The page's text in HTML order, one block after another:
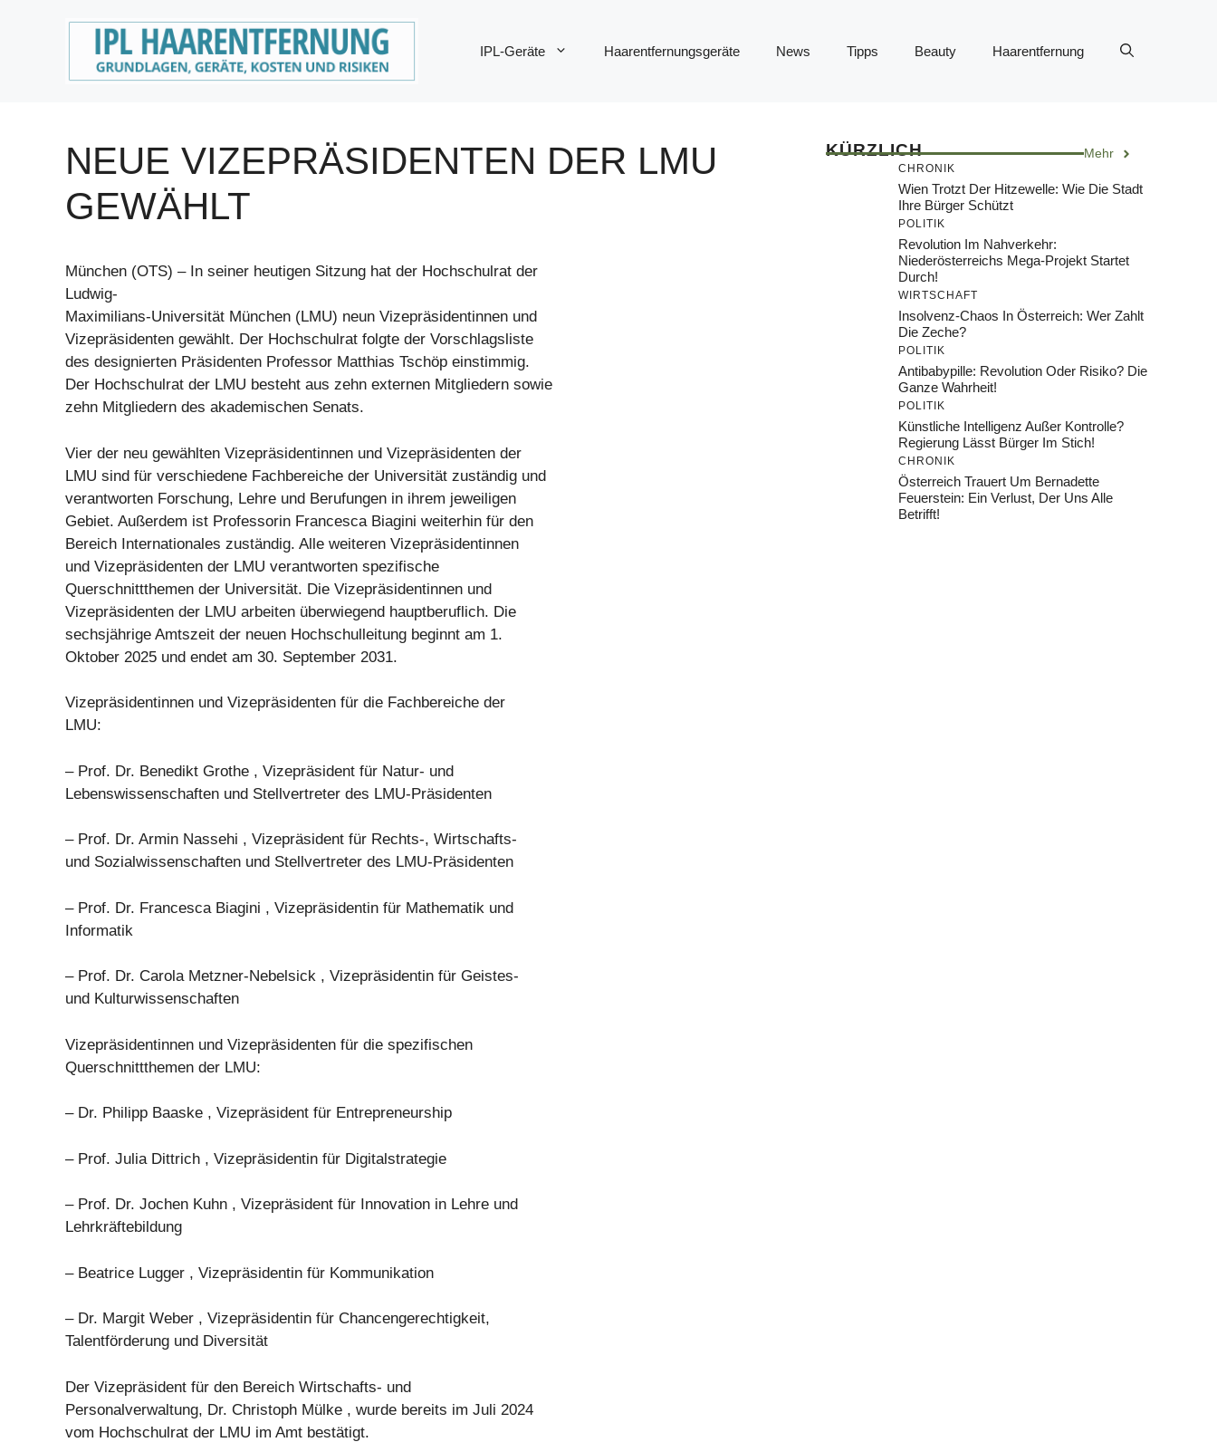
IPL-Geräte Haarentfernungsgeräte News Tipps Beauty Haarentfernung
NEUE VIZEPRÄSIDENTEN DER LMU
GEWÄHLT
München (OTS) – In seiner heutigen Sitzung hat der Hochschulrat der
Ludwig-
Maximilians-Universität München (LMU) neun Vizepräsidentinnen und
Vizepräsidenten gewählt. Der Hochschulrat folgte der Vorschlagsliste
des designierten Präsidenten Professor Matthias Tschöp einstimmig.
Der Hochschulrat der LMU besteht aus zehn externen Mitgliedern sowie
zehn Mitgliedern des akademischen Senats.
Vier der neu gewählten Vizepräsidentinnen und Vizepräsidenten der
LMU sind für verschiedene Fachbereiche der Universität zuständig und
verantworten Forschung, Lehre und Berufungen in ihrem jeweiligen
Gebiet. Außerdem ist Professorin Francesca Biagini weiterhin für den
Bereich Internationales zuständig. Alle weiteren Vizepräsidentinnen
und Vizepräsidenten der LMU verantworten spezifische
Querschnittthemen der Universität. Die Vizepräsidentinnen und
Vizepräsidenten der LMU arbeiten überwiegend hauptberuflich. Die
sechsjährige Amtszeit der neuen Hochschulleitung beginnt am 1.
Oktober 2025 und endet am 30. September 2031.
Vizepräsidentinnen und Vizepräsidenten für die Fachbereiche der
LMU:
– Prof. Dr. Benedikt Grothe , Vizepräsident für Natur- und
Lebenswissenschaften und Stellvertreter des LMU-Präsidenten
– Prof. Dr. Armin Nassehi , Vizepräsident für Rechts-, Wirtschafts-
und Sozialwissenschaften und Stellvertreter des LMU-Präsidenten
– Prof. Dr. Francesca Biagini , Vizepräsidentin für Mathematik und
Informatik
– Prof. Dr. Carola Metzner-Nebelsick , Vizepräsidentin für Geistes-
und Kulturwissenschaften
Vizepräsidentinnen und Vizepräsidenten für die spezifischen
Querschnittthemen der LMU:
– Dr. Philipp Baaske , Vizepräsident für Entrepreneurship
– Prof. Julia Dittrich , Vizepräsidentin für Digitalstrategie
– Prof. Dr. Jochen Kuhn , Vizepräsident für Innovation in Lehre und
Lehrkräftebildung
– Beatrice Lugger , Vizepräsidentin für Kommunikation
– Dr. Margit Weber , Vizepräsidentin für Chancengerechtigkeit,
Talentförderung und Diversität
Der Vizepräsident für den Bereich Wirtschafts- und
Personalverwaltung, Dr. Christoph Mülke , wurde bereits im Juli 2024
vom Hochschulrat der LMU im Amt bestätigt.
KÜRZLICH Mehr
CHRONIK
Wien Trotzt Der Hitzewelle: Wie Die Stadt
Ihre Bürger Schützt
POLITIK
Revolution Im Nahverkehr:
Niederösterreichs Mega-Projekt Startet
Durch!
WIRTSCHAFT
Insolvenz-Chaos In Österreich: Wer Zahlt
Die Zeche?
POLITIK
Antibabypille: Revolution Oder Risiko? Die
Ganze Wahrheit!
POLITIK
Künstliche Intelligenz Außer Kontrolle?
Regierung Lässt Bürger Im Stich!
CHRONIK
Österreich Trauert Um Bernadette
Feuerstein: Ein Verlust, Der Uns Alle
Betrifft!